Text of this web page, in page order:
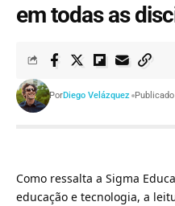
em todas as
PorDiego Velázquez
Como ressalta a Sigma
educação e tecnologia, a